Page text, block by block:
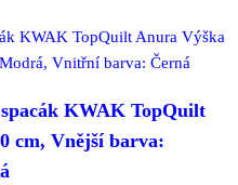
KWAK TopQuilt
cm, Vnější barva: